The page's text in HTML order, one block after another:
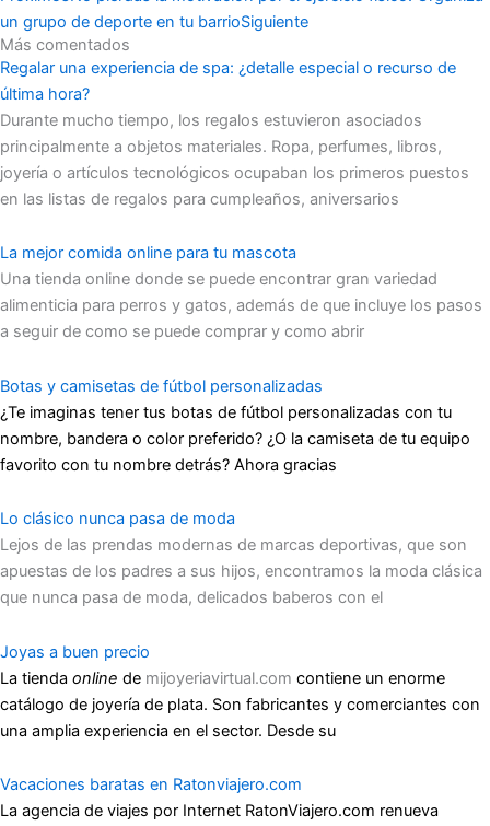
un grupo de deporte en tu barrioSiguiente
Más comentados
Regalar una experiencia de spa: ¿detalle especial o recurso de
última hora?
Durante mucho tiempo, los regalos estuvieron asociados
principalmente a objetos materiales. Ropa, perfumes, libros,
joyería o artículos tecnológicos ocupaban los primeros puestos
en las listas de regalos para cumpleaños, aniversarios
La mejor comida online para tu mascota
Una tienda online donde se puede encontrar gran variedad
alimenticia para perros y gatos, además de que incluye los pasos
a seguir de como se puede comprar y como abrir
Botas y camisetas de fútbol personalizadas
¿Te imaginas tener tus botas de fútbol personalizadas con tu
nombre, bandera o color preferido? ¿O la camiseta de tu equipo
favorito con tu nombre detrás? Ahora gracias
Lo clásico nunca pasa de moda
Lejos de las prendas modernas de marcas deportivas, que son
apuestas de los padres a sus hijos, encontramos la moda clásica
que nunca pasa de moda, delicados baberos con el
Joyas a buen precio
La tienda online de mijoyeriavirtual.com contiene un enorme
catálogo de joyería de plata. Son fabricantes y comerciantes con
una amplia experiencia en el sector. Desde su
Vacaciones baratas en Ratonviajero.com
La agencia de viajes por Internet RatonViajero.com renueva